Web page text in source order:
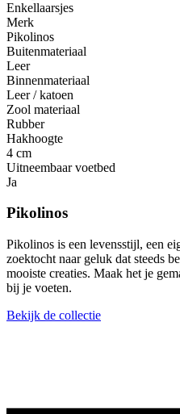
Enkellaarsjes
Merk
Pikolinos
Buitenmateriaal
Leer
Binnenmateriaal
Leer / katoen
Zool materiaal
Rubber
Hakhoogte
4 cm
Uitneembaar voetbed
Ja
Pikolinos
Pikolinos is een levensstijl, een
zoektocht naar geluk dat steeds
mooiste creaties. Maak het je
bij je voeten.
Bekijk de collectie